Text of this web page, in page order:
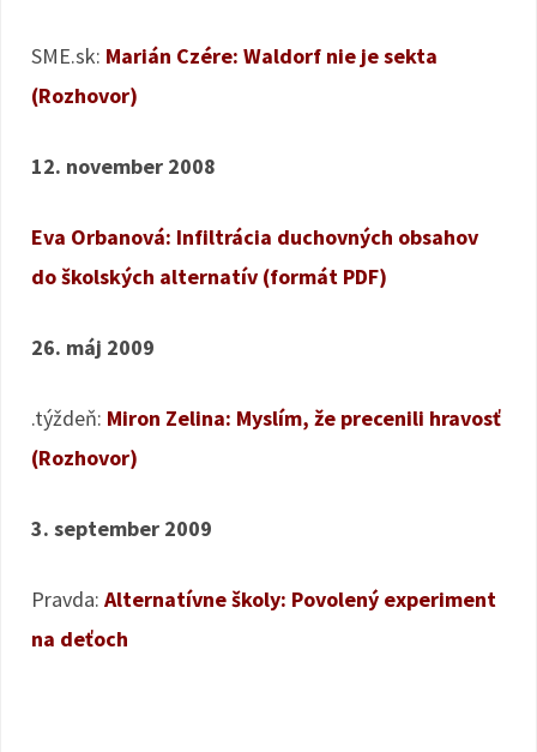
SME.sk: Marián Czére: Waldorf nie je sekta
(Rozhovor)
12. november 2008
Eva Orbanová: Infiltrácia duchovných obsahov
do školských alternatív (formát PDF)
26. máj 2009
.týždeň: Miron Zelina: Myslím, že precenili hravosť
(Rozhovor)
3. september 2009
Pravda: Alternatívne školy: Povolený experiment
na deťoch